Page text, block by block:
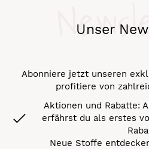
Unser
Abonniere jetzt unseren
profitiere von
Aktionen und Rabatte:
erfährst du als erstes
Neue Stoffe